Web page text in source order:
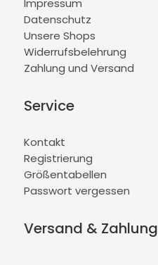
Impressum
Datenschutz
Unsere Shops
Widerrufsbelehrung
Zahlung und Versand
Service
Kontakt
Registrierung
Größentabellen
Passwort vergessen
Versand & Zahlung